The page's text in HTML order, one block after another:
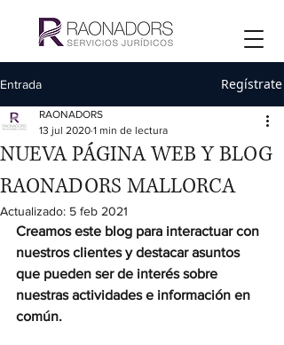
Entrada Regístrate
NUEVA PÁGINA WEB Y BLOG
RAONADORS MALLORCA
RAONADORS
13 jul 2020 1 min de lectura
Actualizado: 5 feb 2021
Creamos este blog para interactuar con
nuestros clientes y destacar asuntos
que pueden ser de interés sobre
nuestras actividades e información en
común.